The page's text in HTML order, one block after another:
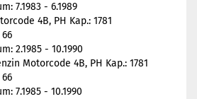
7.1983 - 6.1989
4B, PH Kap.: 1781
2.1985 - 10.1990
Motorcode 4B, PH Kap.: 1781
7.1985 - 10.1990